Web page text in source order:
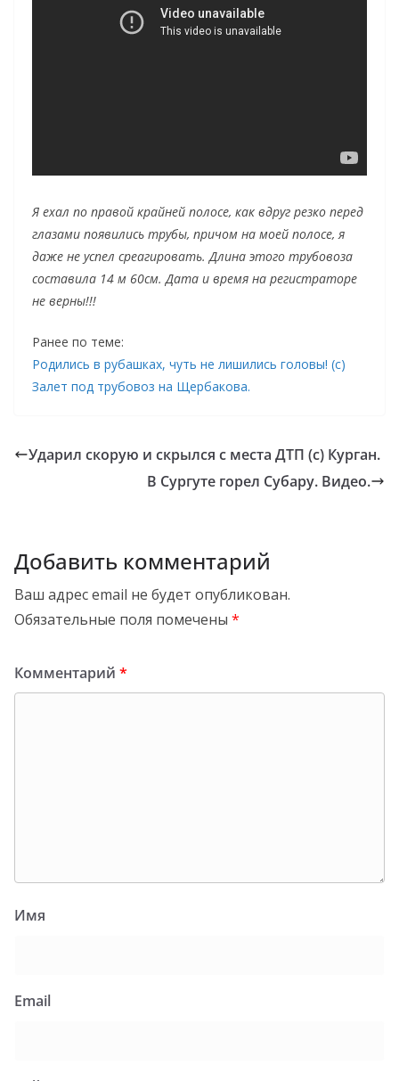
Я ехал по правой крайней полосе, как вдруг резко перед
глазами появились трубы, причом на моей полосе, я
даже не успел среагировать. Длина этого трубовоза
составила 14 м 60см. Дата и время на регистраторе
не верны!!!
Ранее по теме:
Родились в рубашках, чуть не лишились головы! (с)
Залет под трубовоз на Щербакова.
Ударил скорую и скрылся с места ДТП (с) Курган.
В Сургуте горел Субару. Видео.
Добавить комментарий
Ваш адрес email не будет опубликован.
Обязательные поля помечены *
Комментарий *
Имя
Email